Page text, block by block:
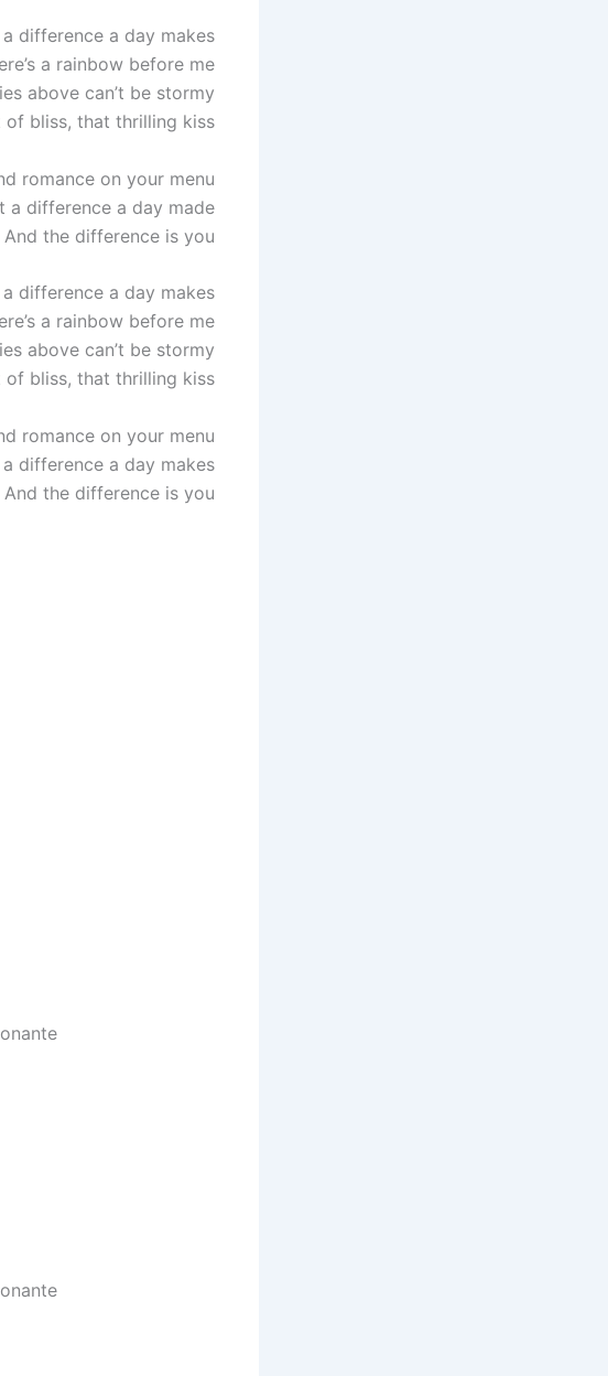
difference a day makes
a rainbow before me
above can’t be stormy
of bliss, that thrilling kiss
romance on your menu
a difference a day made
And the difference is you
difference a day makes
a rainbow before me
above can’t be stormy
of bliss, that thrilling kiss
romance on your menu
difference a day makes
And the difference is you